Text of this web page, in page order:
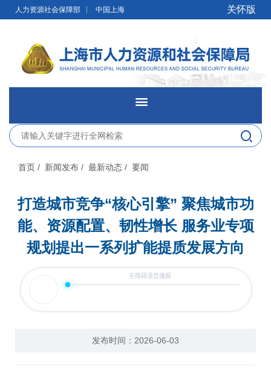
无障碍操作说明 跳转到网站导航区
人力资源社会保障部 中国上海 关怀版
网站首页
新闻发布
政务公开
网上办事
便民服务
首页 / 新闻发布 / 最新动态 / 要闻
打造城市竞争“核心引擎” 聚焦城市功
能、资源配置、韧性增长 服务业专项
规划提出一系列扩能提质发展方向
发布时间：2026-06-03